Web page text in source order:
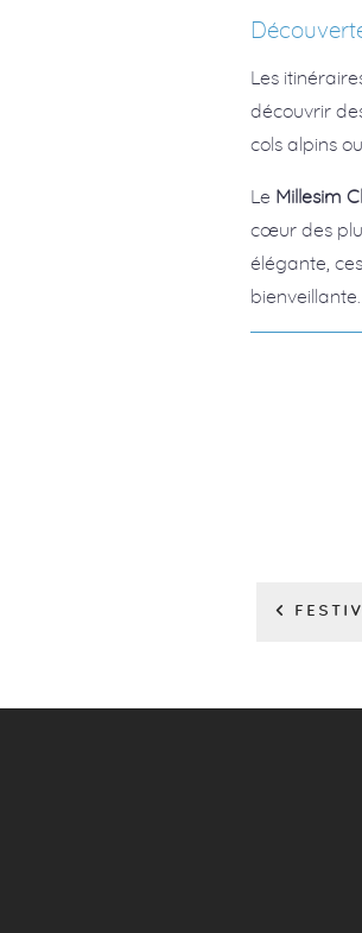
Les
découvrir
cols alpins
Le Millesim
cœur des
élégante,
bienveillante.
<